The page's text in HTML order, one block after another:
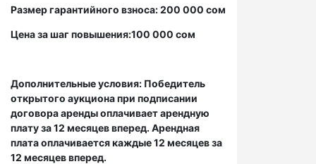
Размер гарантийного взноса: 200 000 сом
Цена за шаг повышения:100 000 сом
Дополнительные условия: Победитель
открытого аукциона при подписании
договора аренды оплачивает арендную
плату за 12 месяцев вперед. Арендная
плата оплачивается каждые 12 месяцев за
12 месяцев вперед.